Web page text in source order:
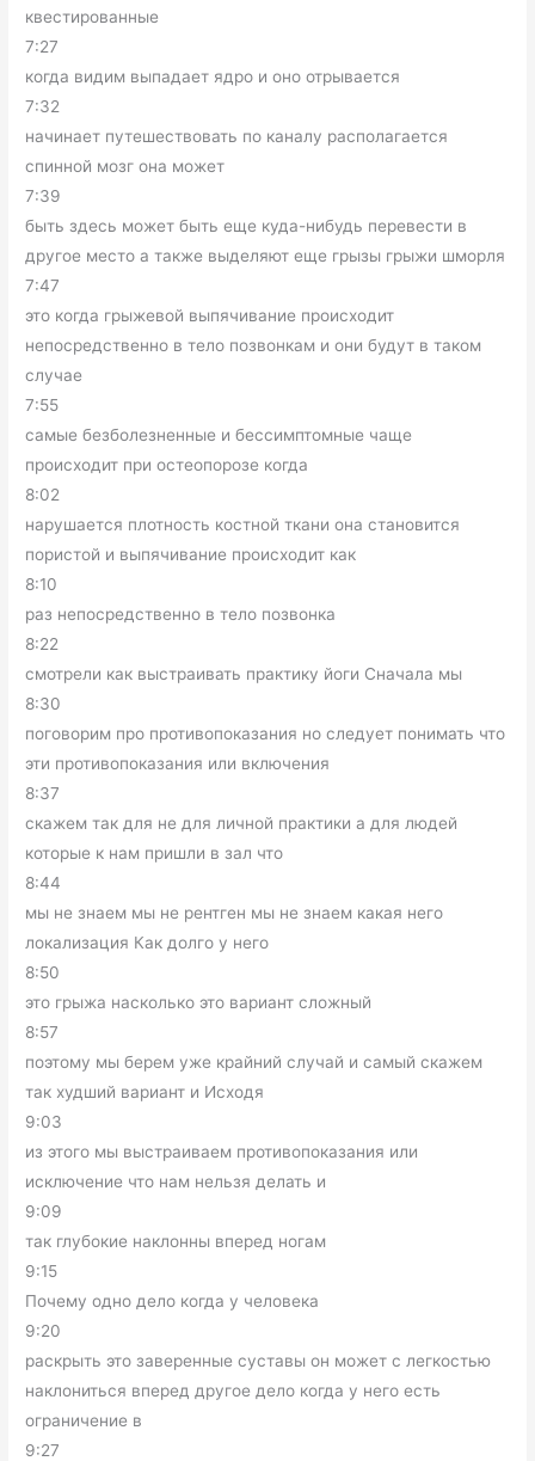
квестированные
7:27
когда видим выпадает ядро и оно отрывается
7:32
начинает путешествовать по каналу располагается
спинной мозг она может
7:39
быть здесь может быть еще куда-нибудь перевести в
другое место а также выделяют еще грызы грыжи шморля
7:47
это когда грыжевой выпячивание происходит
непосредственно в тело позвонкам и они будут в таком
случае
7:55
самые безболезненные и бессимптомные чаще
происходит при остеопорозе когда
8:02
нарушается плотность костной ткани она становится
пористой и выпячивание происходит как
8:10
раз непосредственно в тело позвонка
8:22
смотрели как выстраивать практику йоги Сначала мы
8:30
поговорим про противопоказания но следует понимать что
эти противопоказания или включения
8:37
скажем так для не для личной практики а для людей
которые к нам пришли в зал что
8:44
мы не знаем мы не рентген мы не знаем какая него
локализация Как долго у него
8:50
это грыжа насколько это вариант сложный
8:57
поэтому мы берем уже крайний случай и самый скажем
так худший вариант и Исходя
9:03
из этого мы выстраиваем противопоказания или
исключение что нам нельзя делать и
9:09
так глубокие наклонны вперед ногам
9:15
Почему одно дело когда у человека
9:20
раскрыть это заверенные суставы он может с легкостью
наклониться вперед другое дело когда у него есть
ограничение в
9:27